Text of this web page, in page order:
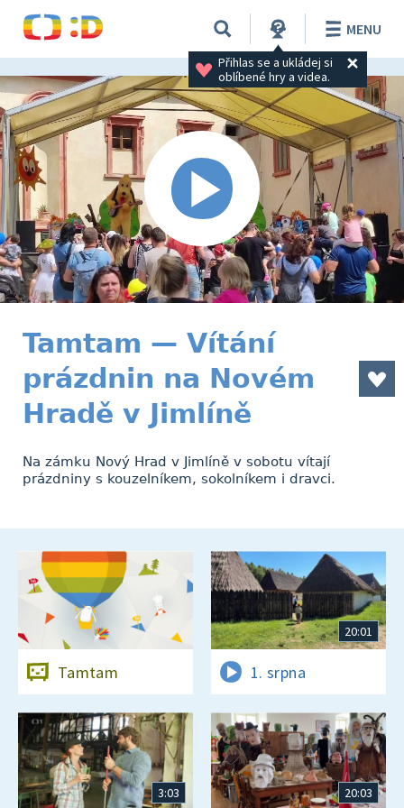
Přihlas se a ukládej si
oblíbené hry a videa.
MENU
Tamtam — Vítání
prázdnin na Novém
Hradě v Jimlíně
Na zámku Nový Hrad v Jimlíně v sobotu vítají
prázdniny s kouzelníkem, sokolníkem i dravci.
Tamtam
20:01
1. srpna
3:03 20:03